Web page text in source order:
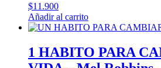
$11.900
Añadir al carrito
1 HABITO PARA